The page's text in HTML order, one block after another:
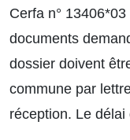
Cerfa n°
documents
dossier doivent
commune par
réception. Le délai